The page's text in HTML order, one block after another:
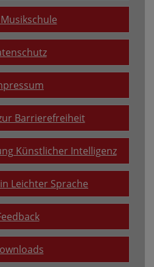
Barrierefreiheit
Künstlicher Intelligenz
Leichter Sprache